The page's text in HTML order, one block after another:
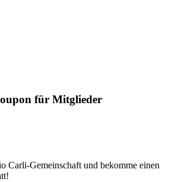
für Mitglieder
Carli-Gemeinschaft und bekomme einen